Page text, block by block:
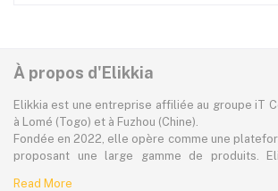
À propos d'Elikkia
Elikkia est une entreprise affiliée au groupe iT
à Lomé (Togo) et à Fuzhou (Chine).
Fondée en 2022, elle opère comme une
proposant une large gamme de produits.
Read More